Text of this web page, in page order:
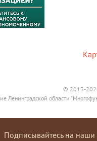
© 2013-
Ленинградской области
Подписывайтесь на наши